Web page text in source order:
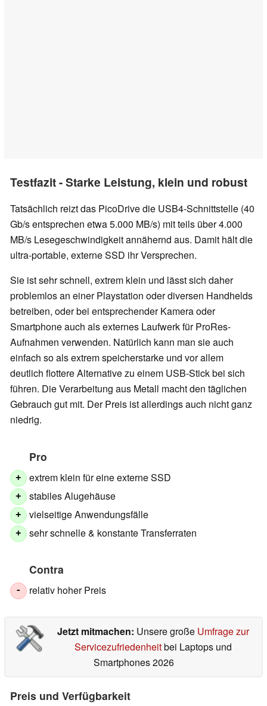
Testfazit - Starke Leistung, klein und robust
Tatsächlich reizt das PicoDrive die USB4-Schnittstelle (40
Gb/s entsprechen etwa 5.000 MB/s) mit teils über 4.000
MB/s Lesegeschwindigkeit annähernd aus. Damit hält die
ultra-portable, externe SSD ihr Versprechen.
Sie ist sehr schnell, extrem klein und lässt sich daher
problemlos an einer Playstation oder diversen Handhelds
betreiben, oder bei entsprechender Kamera oder
Smartphone auch als externes Laufwerk für ProRes-
Aufnahmen verwenden. Natürlich kann man sie auch
einfach so als extrem speicherstarke und vor allem
deutlich flottere Alternative zu einem USB-Stick bei sich
führen. Die Verarbeitung aus Metall macht den täglichen
Gebrauch gut mit. Der Preis ist allerdings auch nicht ganz
niedrig.
Pro
+ extrem klein für eine externe SSD
+ stabiles Alugehäuse
+ vielseitige Anwendungsfälle
+ sehr schnelle & konstante Transferraten
Contra
- relativ hoher Preis
Jetzt mitmachen: Unsere große Umfrage zur
Servicezufriedenheitbei Laptops und
Smartphones 2026
Preis und Verfügbarkeit